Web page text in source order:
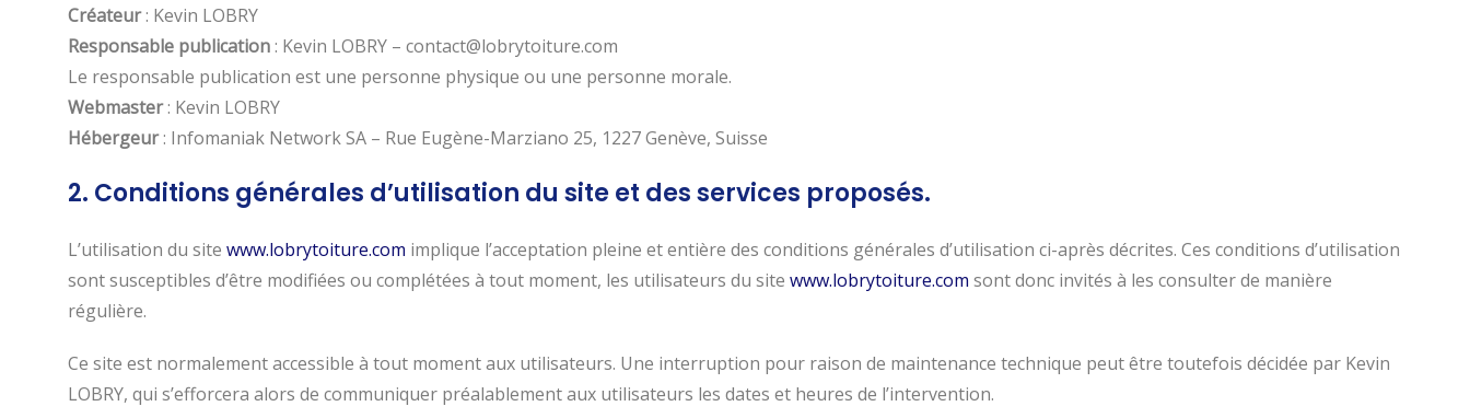
Créateur: Kevin LOBRY
Responsable publication: Kevin LOBRY – contact@lobrytoiture.com
Le responsable publication est une personne physique ou une personne morale.
Webmaster: Kevin LOBRY
Hébergeur: Infomaniak Network SA – Rue Eugène-Marziano 25, 1227 Genève, Suisse
2. Conditions générales d’utilisation du site et des services proposés.
L’utilisation du site www.lobrytoiture.com implique l’acceptation pleine et entière des conditions générales d’utilisation ci-après décrites. Ces conditions d’utilisation
sont susceptibles d’être modifiées ou complétées à tout moment, les utilisateurs du site www.lobrytoiture.com sont donc invités à les consulter de manière
régulière.
Ce site est normalement accessible à tout moment aux utilisateurs. Une interruption pour raison de maintenance technique peut être toutefois décidée par Kevin
LOBRY, qui s’efforcera alors de communiquer préalablement aux utilisateurs les dates et heures de l’intervention.